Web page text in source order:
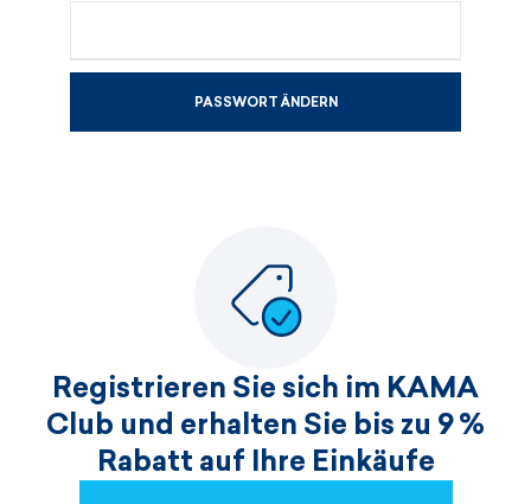
PASSWORT ÄNDERN
Registrieren Sie sich im KAMA
Club und erhalten Sie bis zu 9 %
Rabatt auf Ihre Einkäufe